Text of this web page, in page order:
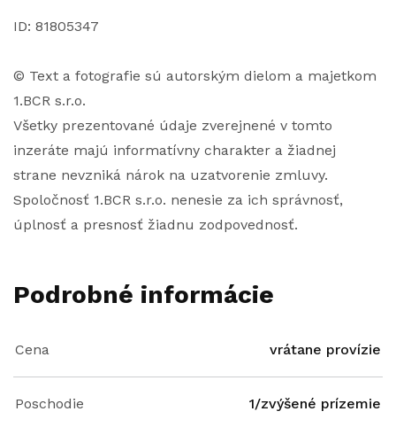
ID: 81805347
© Text a fotografie sú autorským dielom a majetkom
1.BCR s.r.o.
Všetky prezentované údaje zverejnené v tomto
inzeráte majú informatívny charakter a žiadnej
strane nevzniká nárok na uzatvorenie zmluvy.
Spoločnosť 1.BCR s.r.o. nenesie za ich správnosť,
úplnosť a presnosť žiadnu zodpovednosť.
Podrobné informácie
Cena vrátane provízie
Poschodie 1/zvýšené prízemie